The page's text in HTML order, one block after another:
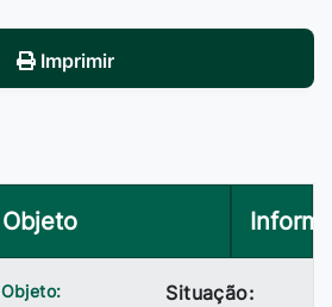
Imprimir
Objeto
Objeto:
Situação: